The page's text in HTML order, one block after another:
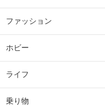
ファッション
ホビー
ライフ
乗り物